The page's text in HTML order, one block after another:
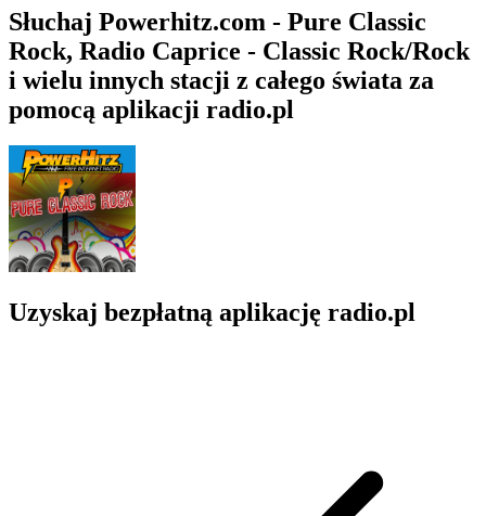
Słuchaj Powerhitz.com - Pure Classic
Rock, Radio Caprice - Classic Rock/Rock
i wielu innych stacji z całego świata za
pomocą aplikacji radio.pl
Uzyskaj bezpłatną aplikację radio.pl